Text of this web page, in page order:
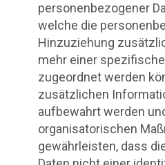
personenbezogener
welche die
Hinzuziehung
mehr einer
zugeordnet werden
zusätzlichen
aufbewahrt werden
organisatorischen
gewährleisten, dass